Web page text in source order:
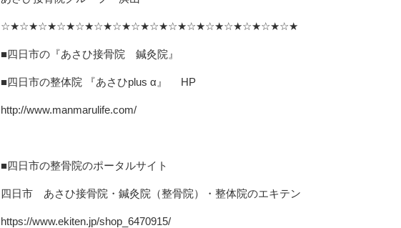
☆★☆★☆★☆★☆★☆★☆★☆★☆★☆★☆★☆★☆★☆★☆★☆★
■四日市の『あさひ接骨院 鍼灸院』
■四日市の整体院 『あさひplus α』 HP
http://www.manmarulife.com/
■四日市の整骨院のポータルサイト
四日市 あさひ接骨院・鍼灸院（整骨院）・整体院のエキテン
https://www.ekiten.jp/shop_6470915/